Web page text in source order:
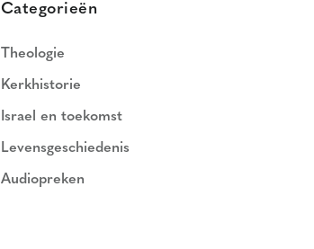
Categorieën
Theologie
Kerkhistorie
Israel en toekomst
Levensgeschiedenis
Audiopreken